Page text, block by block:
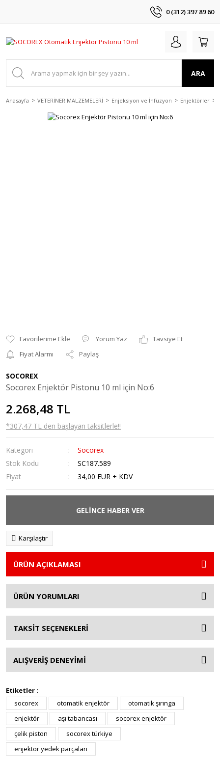
0 (312) 397 89 60
ARA
Anasayfa VETERİNER MALZEMELERİ Enjeksiyon ve İnfüzyon Enjektörler
Yorum Yaz
Tavsiye Et
Fiyat Alarmı
Paylaş
SOCOREX
Socorex Enjektör Pistonu 10 ml için No:6
2.268,48 TL
*307,47 TL den başlayan taksitlerle!!
Kategori
Socorex
Stok Kodu
SC187.589
Fiyat
34,00 EUR + KDV
GELİNCE HABER VER
Karşılaştır
ÜRÜN AÇIKLAMASI
ÜRÜN YORUMLARI
TAKSİT SEÇENEKLERİ
ALIŞVERİŞ DENEYİMİ
Etiketler :
socorex
otomatik enjektör
otomatik şırınga
enjektör
aşı tabancası
socorex enjektör
çelik piston
socorex türkiye
enjektör yedek parçaları